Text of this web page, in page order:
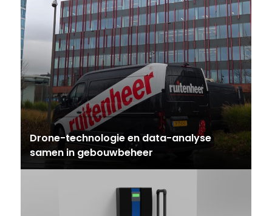
Drone-technologie en data-analyse
samen in gebouwbeheer